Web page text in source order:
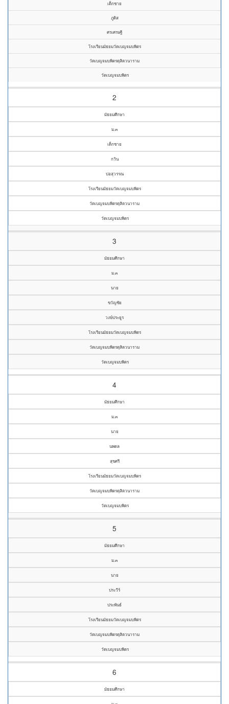
เด็กชาย
ภูดิส
ศรเศรษฐี
โรงเรียนมัธยมวัดเบญจมบพิตร
วัดเบญจมบพิตรดุสิตวนาราม
วัดเบญจมบพิตร
2
มัธยมศึกษา
ม.๓
เด็กชาย
กวิน
บ่อสุวรรณ
โรงเรียนมัธยมวัดเบญจมบพิตร
วัดเบญจมบพิตรดุสิตวนาราม
วัดเบญจมบพิตร
3
มัธยมศึกษา
ม.๓
นาย
ขวัญชัย
วงษ์ประยูร
โรงเรียนมัธยมวัดเบญจมบพิตร
วัดเบญจมบพิตรดุสิตวนาราม
วัดเบญจมบพิตร
4
มัธยมศึกษา
ม.๓
นาย
นพดล
สุขศรี
โรงเรียนมัธยมวัดเบญจมบพิตร
วัดเบญจมบพิตรดุสิตวนาราม
วัดเบญจมบพิตร
5
มัธยมศึกษา
ม.๓
นาย
ประวีร์
ประพันธ์
โรงเรียนมัธยมวัดเบญจมบพิตร
วัดเบญจมบพิตรดุสิตวนาราม
วัดเบญจมบพิตร
6
มัธยมศึกษา